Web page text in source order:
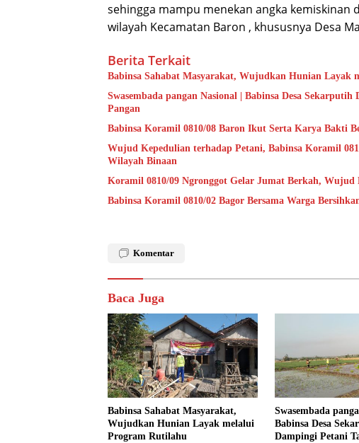
sehingga mampu menekan angka
wilayah Kecamatan Baron , khususnya Desa
Berita Terkait
Babinsa Sahabat Masyarakat, Wujudkan Hunian Layak
Swasembada pangan Nasional | Babinsa Desa
Pangan
Babinsa Koramil 0810/08 Baron Ikut Serta Karya Bakti
Wujud Kepedulian terhadap Petani, Babinsa Koramil
Wilayah Binaan
Koramil 0810/09 Ngronggot Gelar Jumat Berkah, Wujud
Babinsa Koramil 0810/02 Bagor Bersama Warga
Komentar
Baca Juga
Babinsa Sahabat Masyarakat,
Wujudkan Hunian Layak melalui
Program Rutilahu
Swasembada
Babinsa Desa
Dampingi Petani